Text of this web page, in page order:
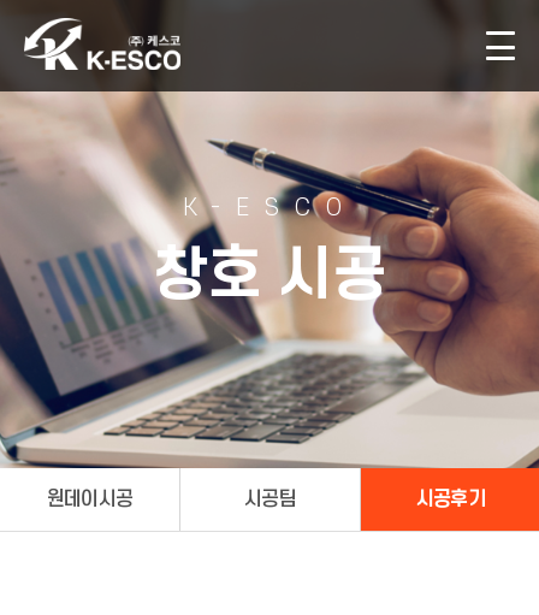
K-ESCO
창호 시공
원데이시공 시공팀 시공후기